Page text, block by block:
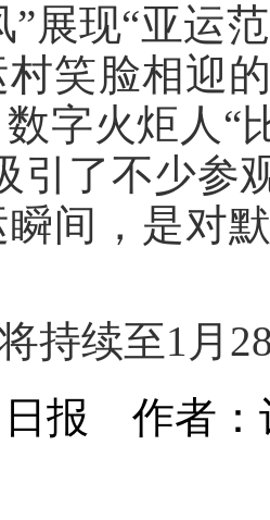
”展现“亚运
村笑脸相迎
字火炬人
引了不少参
间，是对
持续至1月
日报 作者